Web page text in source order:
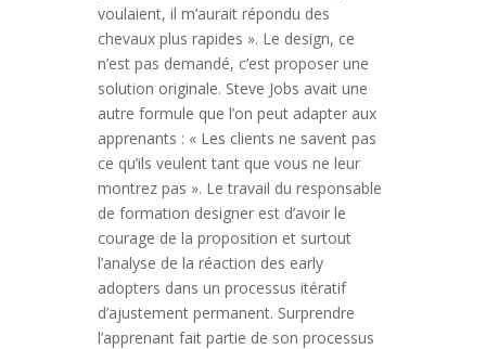
voulaient, il m’aurait répondu des
chevaux plus rapides ». Le design, ce
n’est pas demandé, c’est proposer une
solution originale. Steve Jobs avait une
autre formule que l’on peut adapter aux
apprenants : « Les clients ne savent pas
ce qu’ils veulent tant que vous ne leur
montrez pas ». Le travail du responsable
de formation designer est d’avoir le
courage de la proposition et surtout
l’analyse de la réaction des early
adopters dans un processus itératif
d’ajustement permanent. Surprendre
l’apprenant fait partie de son processus